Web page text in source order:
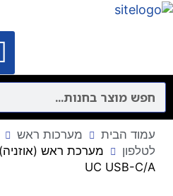
עמוד הבית מערכות ראש
לטלפון
UC USB-C/A